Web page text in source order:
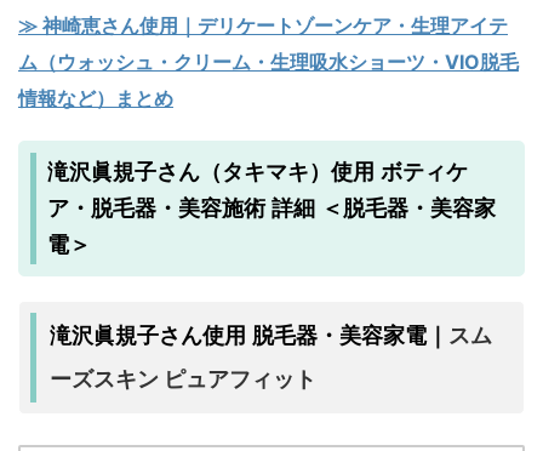
≫ 神崎恵さん使用｜デリケートゾーンケア・生理アイテ
ム（ウォッシュ・クリーム・生理吸水ショーツ・VIO脱毛
情報など）まとめ
滝沢眞規子さん（タキマキ）使用 ボティケ
ア・脱毛器・美容施術 詳細 ＜脱毛器・美容家
電＞
滝沢眞規子さん使用 脱毛器・美容家電｜ スム
ーズスキン ピュアフィット